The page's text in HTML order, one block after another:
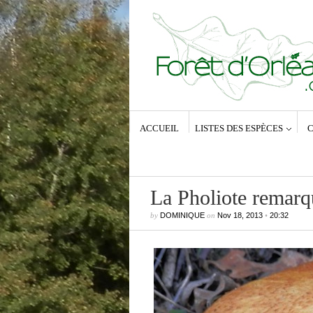
Commentaires récents
1761) – La Coquette
Anne-Lyse MESSAGERdans
pyrina (Linné, 1761) – La Coquette
DominiquedansZeuzera pyrina
1761) – La Coquette
ACCUEIL LISTES DES ESPÈCES
La Pholiote
by DOMINIQUEon Nov 18, 2013• 20:32